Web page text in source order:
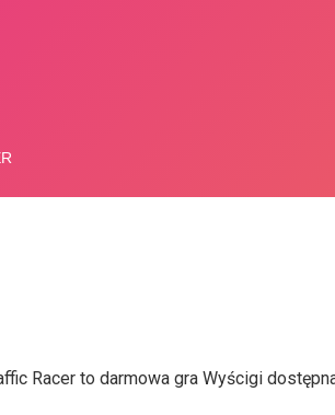
Racer to darmowa gra Wyścigi